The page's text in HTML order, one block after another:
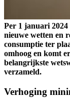
Per 1 januari
nieuwe wetten en
consumptie ter
omhoog en komt
belangrijkste
verzameld.
Verhoging